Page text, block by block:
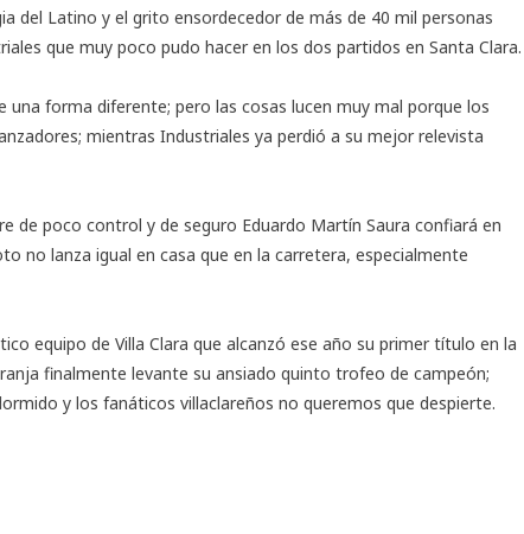
del Latino y el grito ensordecedor de más de 40 mil personas
que muy poco pudo hacer en los dos partidos en Santa Clara.
forma diferente; pero las cosas lucen muy mal porque los
mientras Industriales ya perdió a su mejor relevista
de poco control y de seguro Eduardo Martín Saura confiará en
no lanza igual en casa que en la carretera, especialmente
equipo de Villa Clara que alcanzó ese año su primer título en la
finalmente levante su ansiado quinto trofeo de campeón;
y los fanáticos villaclareños no queremos que despierte.